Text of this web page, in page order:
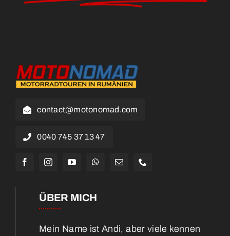
contact@motonomad.com
0040 745 37 13 47
ÜBER MICH
Mein Name ist Andi, aber viele kennen